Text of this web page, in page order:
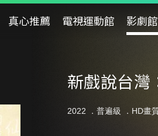
真心推薦 電視運動館 影劇
新戲說台灣
2022 ． 普遍級 ．HD畫